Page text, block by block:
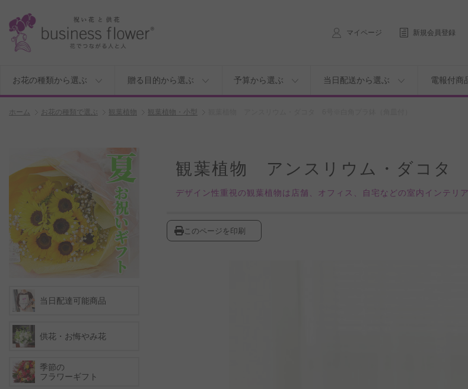
マイページ 新規会員登録
お花の種類から選ぶ 贈る目的から選ぶ 予算から選ぶ 当日配送から選ぶ 電報付商
ホーム お花の種類で選ぶ 観葉植物 観葉植物・小型
観葉植物 アンスリウム・ダコタ
デザイン性重視の観葉植物は店舗、オフィス、自宅などの室内インテリ
このページを印刷
当日配達可能商品
供花・お悔やみ花
季節の
フラワーギフト